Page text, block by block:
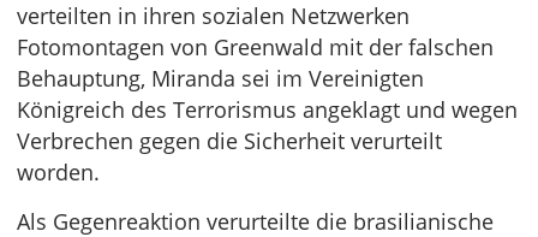
verteilten in ihren sozialen Netzwerken
Fotomontagen von Greenwald mit der falschen
Behauptung, Miranda sei im Vereinigten
Königreich des Terrorismus angeklagt und wegen
Verbrechen gegen die Sicherheit verurteilt
worden.
Als Gegenreaktion verurteilte die brasilianische